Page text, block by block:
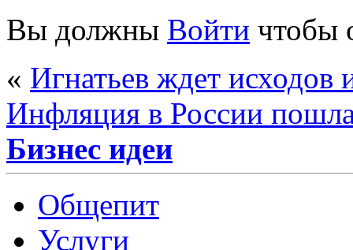
Вы должны Войти чтобы
« Игнатьев ждет исходов
Инфляция в России
Бизнес идеи
Общепит
Услуги